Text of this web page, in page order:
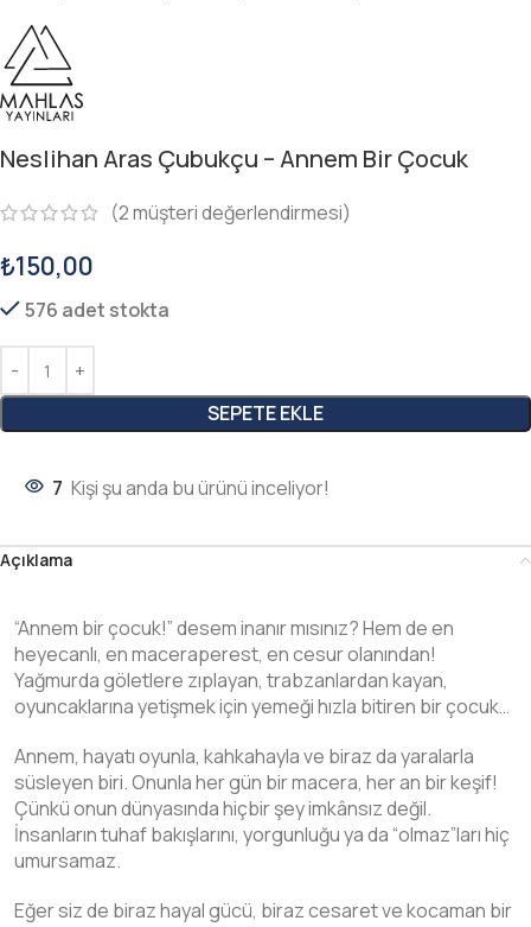
Neslihan Aras Çubukçu – Annem Bir Çocuk
(2müşteri değerlendirmesi)
₺150,00
576 adet stokta
SEPETE EKLE
7 Kişi şu anda bu ürünü inceliyor!
Açıklama
“Annem bir çocuk!” desem inanır mısınız? Hem de en
heyecanlı, en maceraperest, en cesur olanından!
Yağmurda göletlere zıplayan, trabzanlardan kayan,
oyuncaklarına yetişmek için yemeği hızla bitiren bir çocuk…
Annem, hayatı oyunla, kahkahayla ve biraz da yaralarla
süsleyen biri. Onunla her gün bir macera, her an bir keşif!
Çünkü onun dünyasında hiçbir şey imkânsız değil.
İnsanların tuhaf bakışlarını, yorgunluğu ya da “olmaz”ları hiç
umursamaz.
Eğer siz de biraz hayal gücü, biraz cesaret ve kocaman bir